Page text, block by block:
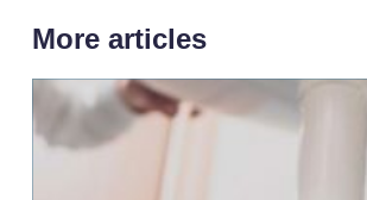
More articles